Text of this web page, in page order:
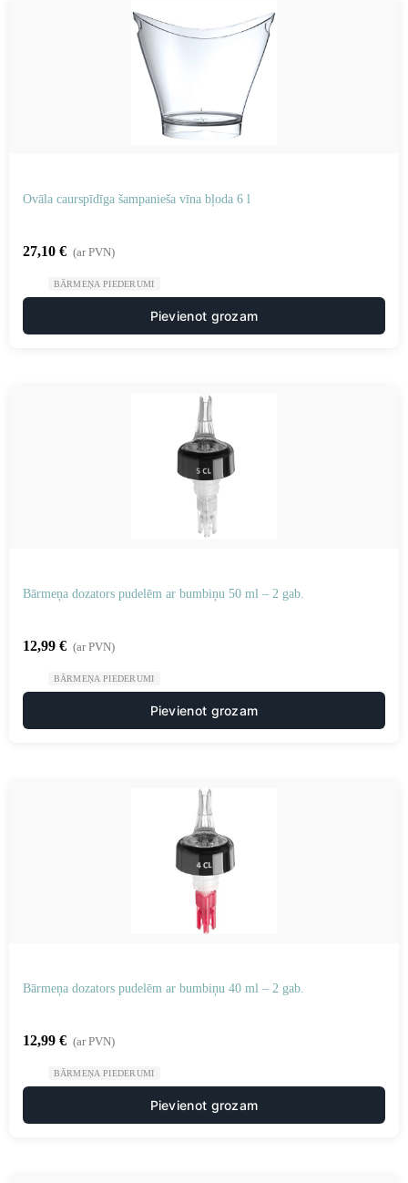
Ovāla caurspīdīga šampanieša vīna bļoda 6 l
27,10 € (ar PVN)
BĀRMEŅA PIEDERUMI
Pievienot grozam
Bārmeņa dozators pudelēm ar bumbiņu 50 ml – 2 gab.
12,99 € (ar PVN)
BĀRMEŅA PIEDERUMI
Pievienot grozam
Bārmeņa dozators pudelēm ar bumbiņu 40 ml – 2 gab.
12,99 € (ar PVN)
BĀRMEŅA PIEDERUMI
Pievienot grozam